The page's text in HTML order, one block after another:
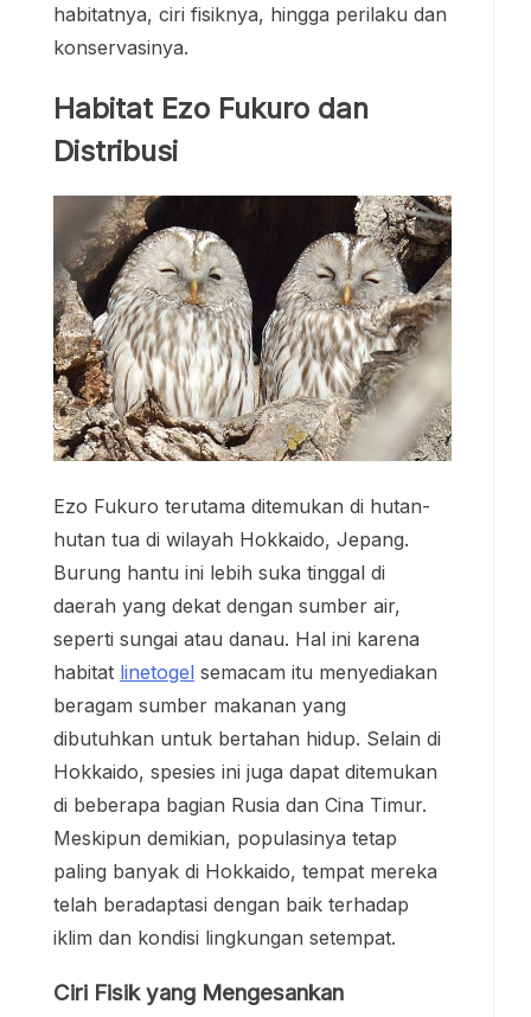
habitatnya, ciri fisiknya, hingga perilaku dan
konservasinya.
Habitat Ezo Fukuro dan
Distribusi
Ezo Fukuro terutama ditemukan di hutan-
hutan tua di wilayah Hokkaido, Jepang.
Burung hantu ini lebih suka tinggal di
daerah yang dekat dengan sumber air,
seperti sungai atau danau. Hal ini karena
habitat linetogel semacam itu menyediakan
beragam sumber makanan yang
dibutuhkan untuk bertahan hidup. Selain di
Hokkaido, spesies ini juga dapat ditemukan
di beberapa bagian Rusia dan Cina Timur.
Meskipun demikian, populasinya tetap
paling banyak di Hokkaido, tempat mereka
telah beradaptasi dengan baik terhadap
iklim dan kondisi lingkungan setempat.
Ciri Fisik yang Mengesankan